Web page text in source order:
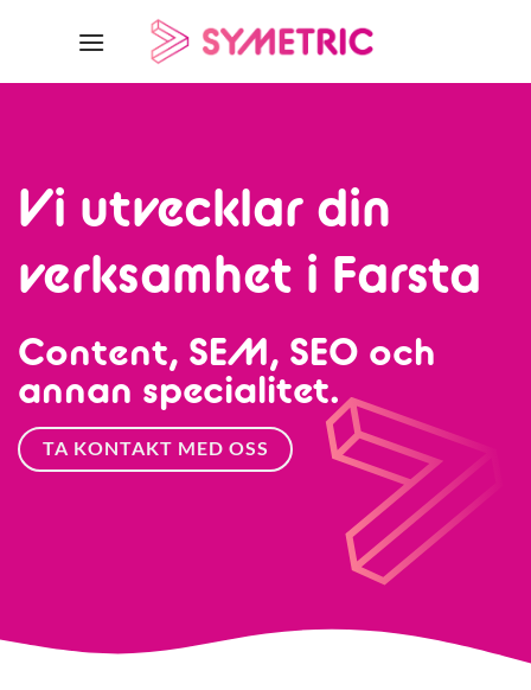
Vi utvecklar din
verksamhet i Farsta
Content, SEM, SEO och
annan specialitet.
TA KONTAKT MED OSS